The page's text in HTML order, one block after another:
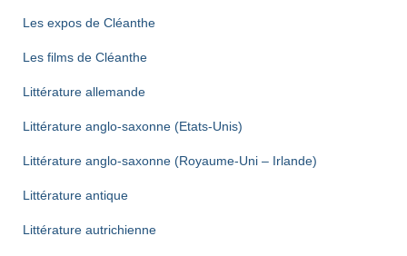
Les expos de Cléanthe
Les films de Cléanthe
Littérature allemande
Littérature anglo-saxonne (Etats-Unis)
Littérature anglo-saxonne (Royaume-Uni – Irlande)
Littérature antique
Littérature autrichienne